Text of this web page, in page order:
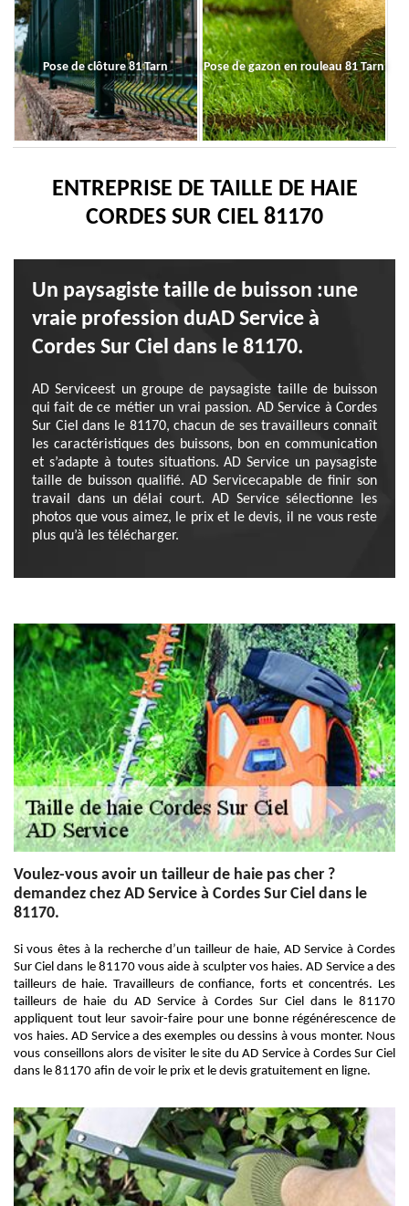
Pose de clôture 81 Tarn Pose de gazon en rouleau 81 Tarn
ENTREPRISE DE TAILLE DE HAIE
CORDES SUR CIEL 81170
Un paysagiste taille de buisson :une
vraie profession duAD Service à
Cordes Sur Ciel dans le 81170.
AD Serviceest un groupe de paysagiste taille de buisson
qui fait de ce métier un vrai passion. AD Service à Cordes
Sur Ciel dans le 81170, chacun de ses travailleurs connaît
les caractéristiques des buissons, bon en communication
et s’adapte à toutes situations. AD Service un paysagiste
taille de buisson qualifié. AD Servicecapable de finir son
travail dans un délai court. AD Service sélectionne les
photos que vous aimez, le prix et le devis, il ne vous reste
plus qu’à les télécharger.
Voulez-vous avoir un tailleur de haie pas cher ?
demandez chez AD Service à Cordes Sur Ciel dans le
81170.
Si vous êtes à la recherche d’un tailleur de haie, AD Service à Cordes
Sur Ciel dans le 81170 vous aide à sculpter vos haies. AD Service a des
tailleurs de haie. Travailleurs de confiance, forts et concentrés. Les
tailleurs de haie du AD Service à Cordes Sur Ciel dans le 81170
appliquent tout leur savoir-faire pour une bonne régénérescence de
vos haies. AD Service a des exemples ou dessins à vous monter. Nous
vous conseillons alors de visiter le site du AD Service à Cordes Sur Ciel
dans le 81170 afin de voir le prix et le devis gratuitement en ligne.